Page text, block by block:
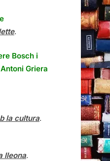
.
Bosch i
Antoni Griera
la cultura.
lleona.